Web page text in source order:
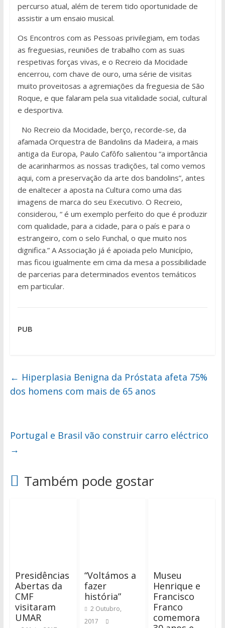
percurso atual, além de terem tido oportunidade de
assistir a um ensaio musical.
Os Encontros com as Pessoas privilegiam, em todas
as freguesias, reuniões de trabalho com as suas
respetivas forças vivas, e o Recreio da Mocidade
encerrou, com chave de ouro, uma série de visitas
muito proveitosas a agremiações da freguesia de São
Roque, e que falaram pela sua vitalidade social, cultural
e desportiva.
No Recreio da Mocidade, berço, recorde-se, da
afamada Orquestra de Bandolins da Madeira, a mais
antiga da Europa, Paulo Cafôfo salientou “a importância
de acarinharmos as nossas tradições, tal como vemos
aqui, com a preservação da arte dos bandolins”, antes
de enaltecer a aposta na Cultura como uma das
imagens de marca do seu Executivo. O Recreio,
considerou, “ é um exemplo perfeito do que é produzir
com qualidade, para a cidade, para o país e para o
estrangeiro, com o selo Funchal, o que muito nos
dignifica.” A Associação já é apoiada pelo Município,
mas ficou igualmente em cima da mesa a possibilidade
de parcerias para determinados eventos temáticos
em particular.
PUB
← Hiperplasia Benigna da Próstata afeta 75%
dos homens com mais de 65 anos
Portugal e Brasil vão construir carro eléctrico
→
Também pode gostar
Presidências
Abertas da
CMF
visitaram
UMAR
“Voltámos a
fazer
história”
2 Outubro,
2017
Museu
Henrique e
Francisco
Franco
comemora